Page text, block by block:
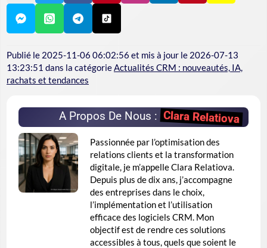
Publié le 2025-11-06 06:02:56 et mis à jour le 2026-07-13
13:23:51 dans la catégorieActualités CRM : nouveautés, IA,
rachats et tendances
A Propos De Nous :Clara Relatiova
Passionnée par l’optimisation des
relations clients et la transformation
digitale, je m’appelle Clara Relatiova.
Depuis plus de dix ans, j’accompagne
des entreprises dans le choix,
l’implémentation et l’utilisation
efficace des logiciels CRM. Mon
objectif est de rendre ces solutions
accessibles à tous, quels que soient le